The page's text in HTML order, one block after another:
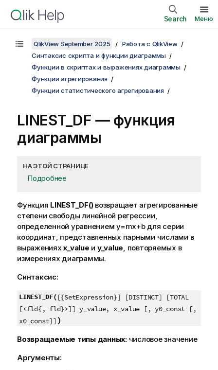
Search Меню
QlikView September 2025
Работа с QlikView
Синтаксис скрипта и функции диаграммы
Функции в скриптах и выражениях диаграммы
Функции агрегирования
Функции статистического агрегирования
LINEST_DF — функция
диаграммы
НА ЭТОЙ СТРАНИЦЕ
Подробнее
Функция LINEST_DF()возвращает агрегированные
степени свободы линейной регрессии,
определенной уравнением y=mx+bдля серии
координат, представленных парными числами в
выраженияхx_value и y_value, повторяемых в
измерениях диаграммы.
Синтаксис:
LINEST_DF( [{SetExpression}] [DISTINCT] [TOTAL
[<fld{, fld}>]] y_value, x_value [, y0_const [,
x0_const]] )
Возвращаемые типы данных: числовое значение
Аргументы: